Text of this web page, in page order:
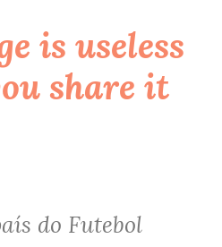
is useless
share it
do Futebol